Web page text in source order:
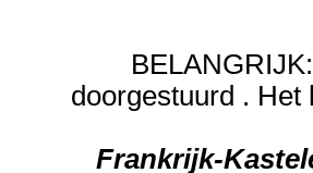
doorgestuurd . Het
Frankrijk-